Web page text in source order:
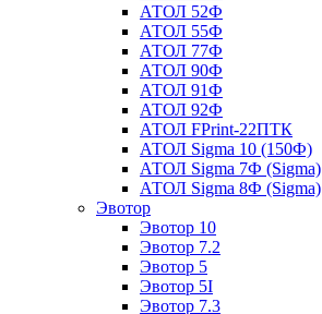
АТОЛ 52Ф
АТОЛ 55Ф
АТОЛ 77Ф
АТОЛ 90Ф
АТОЛ 91Ф
АТОЛ 92Ф
АТОЛ FPrint-22ПТК
АТОЛ Sigma 10 (150Ф)
АТОЛ Sigma 7Ф (Sigma)
АТОЛ Sigma 8Ф (Sigma)
Эвотор
Эвотор 10
Эвотор 7.2
Эвотор 5
Эвотор 5I
Эвотор 7.3